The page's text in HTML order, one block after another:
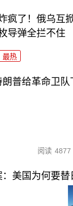
疯了！俄乌互
导弹全拦不住
最热
普给革命卫队
阅读 4877
美国为何要替